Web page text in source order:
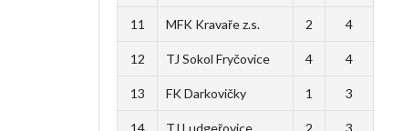
11 MFK Kravaře z.s. 2 4
12 TJ Sokol Fryčovice 4 4
13 FK Darkovičky 1 3